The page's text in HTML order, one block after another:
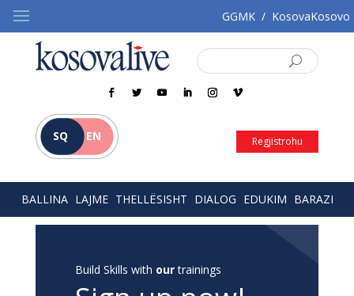
GGMK / KosovaKosovo
SQ EN Regjistrohu
BALLINA LAJME THELLËSISHT DIALOG EDUKIM BARAZI
Build Skills with ourtrainings